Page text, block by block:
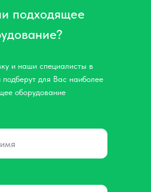
и наши специалисты в
для Вас наиболее
оборудование
подходящее